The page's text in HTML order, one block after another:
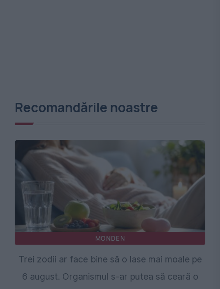
Recomandările noastre
MONDEN
Trei zodii ar face bine să o lase mai moale pe
6 august. Organismul s-ar putea să ceară o